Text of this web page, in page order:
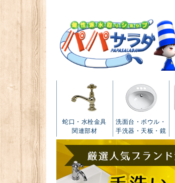
蛇口・水栓金具
関連部材
洗面台・ボウル・
手洗器・天板・鏡